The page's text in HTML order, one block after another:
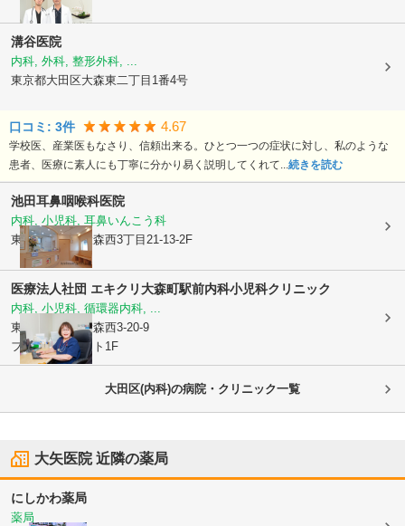
溝谷医院
内科, 外科, 整形外科, ...
東京都大田区大森東二丁目1番4号
口コミ: 3件 4.67
学校医、産業医もなさり、信頼出来る。ひとつ一つの症状に対し、私のような
患者、医療に素人にも丁寧に分かり易く説明してくれて... 続きを読む
池田耳鼻咽喉科医院
内科, 小児科, 耳鼻いんこう科
東京都大田区大森西3丁目21-13-2F
医療法人社団 エキクリ 大森町駅前内科小児科クリニック
内科, 小児科, 循環器内科, ...
東京都大田区大森西3-20-9
フォレストコート1F
大田区(内科)の病院・クリニック一覧
大矢医院近隣の薬局
にしかわ薬局
薬局